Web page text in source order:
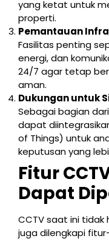
yang ketat untuk
properti.
Pemantauan
Fasilitas penting
energi, dan
24/7 agar tetap
aman.
Dukungan untuk
Sebagai bagian
dapat
of Things) untuk
keputusan yang
Fitur
Dapat
CCTV saat ini
juga dilengkapi